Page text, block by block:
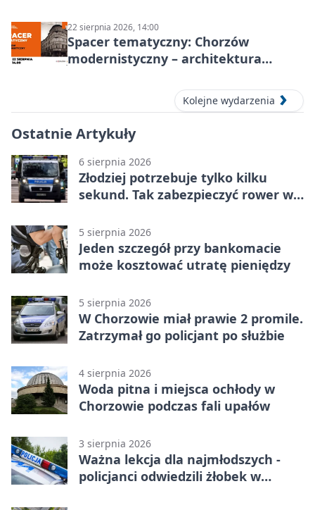
22 sierpnia 2026, 14:00
Spacer tematyczny: Chorzów
modernistyczny – architektura
Kolejne wydarzenia
Ostatnie Artykuły
6 sierpnia 2026
Złodziej potrzebuje tylko kilku
sekund. Tak zabezpieczyć rower w
5 sierpnia 2026
Jeden szczegół przy bankomacie
może kosztować utratę pieniędzy
5 sierpnia 2026
W Chorzowie miał prawie 2 promile.
Zatrzymał go policjant po służbie
4 sierpnia 2026
Woda pitna i miejsca ochłody w
Chorzowie podczas fali upałów
3 sierpnia 2026
Ważna lekcja dla najmłodszych -
policjanci odwiedzili żłobek w